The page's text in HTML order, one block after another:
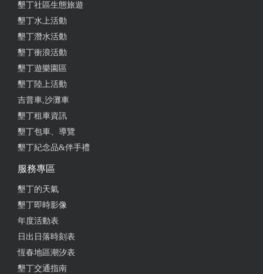
墾丁社區生態旅遊
墾丁水上活動
墾丁潛水活動
墾丁衝浪活動
墾丁遊樂園區
墾丁陸上活動
吉普車,沙灘車
墾丁租車資訊
墾丁包車、導覽
墾丁紀念品&伴手禮
服務專區
墾丁的天氣
墾丁即時影像
年度活動表
日出日落時刻表
恆春地區潮汐表
墾丁交通指南